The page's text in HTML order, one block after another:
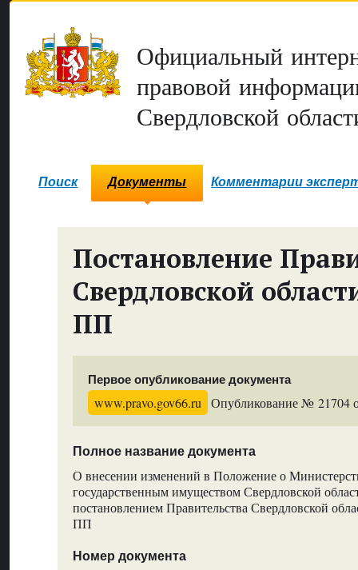
Официальный
правовой
Свердловской
Поиск Документы Комментарии
Постановление
Свердловской
ПП
Первое опубликование документа
www.pravo.gov66.ru Опубликование № 21704
Полное название документа
О внесении изменений в Положение о
государственным имуществом Свердловской
постановлением Правительства Свердловской
ПП
Номер документа